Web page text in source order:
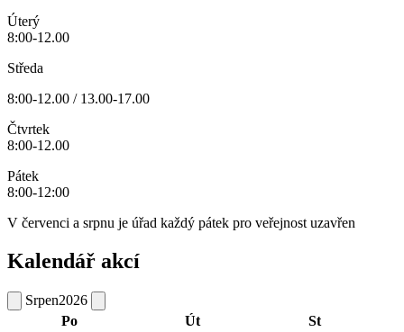
Úterý
8:00-12.00
Středa
8:00-12.00 / 13.00-17.00
Čtvrtek
8:00-12.00
Pátek
8:00-12:00
V červenci a srpnu je úřad každý pátek pro veřejnost uzavřen
Kalendář akcí
Srpen2026
Po
Út
St